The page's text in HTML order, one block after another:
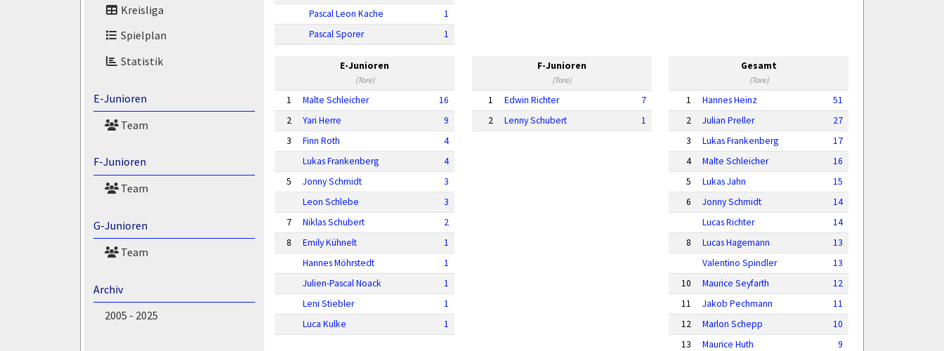
Kreisliga
Spielplan
Statistik
E-Junioren
Team
F-Junioren
Team
G-Junioren
Team
Archiv
2005 - 2025
Pascal Leon Kache
1
Pascal Sporer
1
E-Junioren
(Tore)
1 Malte Schleicher
16
2
Yari Herre
9
3
Finn Roth
4
Lukas Frankenberg
4
5
Jonny Schmidt
3
Leon Schlebe
3
7
Niklas Schubert
2
8
Emily Kühnelt
1
Hannes Möhrstedt
1
Julien-Pascal Noack
1
Leni Stiebler
1
Luca Kulke
1
F-Junioren
(Tore)
1 Edwin Richter
7
2
Lenny Schubert 1
Gesamt
(Tore)
1 Hannes Heinz
51
2
Julian Preller
27
3
Lukas Frankenberg
17
4
Malte Schleicher
16
5
Lukas Jahn
15
6
Jonny Schmidt
14
Lucas Richter
14
8
Lucas Hagemann
13
Valentino Spindler
13
10
Maurice Seyfarth
12
11
Jakob Pechmann
11
12
Marlon Schepp
10
13
Maurice Huth
9